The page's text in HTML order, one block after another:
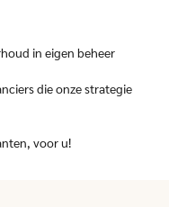
in eigen beheer
die onze strategie
voor u!